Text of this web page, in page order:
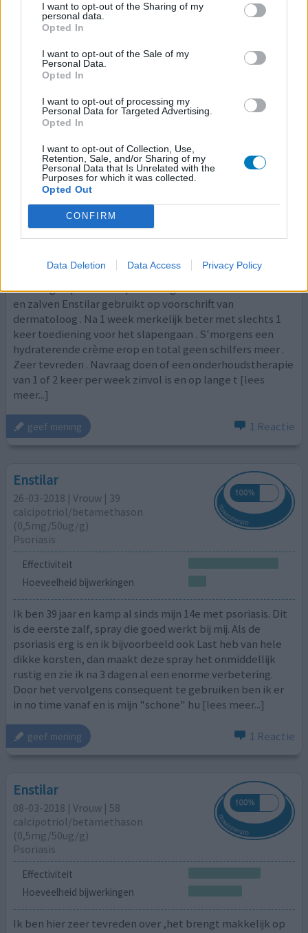
I want to opt-out of the Sharing of my
personal data.
Opted In
I want to opt-out of the Sale of my
Personal Data.
Opted In
I want to opt-out of processing my
Personal Data for Targeted Advertising.
Opted In
I want to opt-out of Collection, Use,
Retention, Sale, and/or Sharing of my
Personal Data that Is Unrelated with the
Purposes for which it was collected.
Opted Out
CONFIRM
Data Deletion Data Access Privacy Policy
therapie, die altijd wel hielp voor pakweg 6 maanden. Na
het kopen van een 'kruimeldief' om mijn zit en werkplek
opvang van de 'kruimels', mijn huid dus, de opslag geheel
vulde na twee dagen. Tijd om maar weer
[lees meer...]
geef mening 0 reacties
Enstilar
02-04-2019 | Man | 62
calcipotriol/​betamethason
Effectiviteit
Hoeveelheid bijwerkingen
Heel erge opstoot van psoriasis gehad . Na vele crèmes
en zalven Enstilar gebruikt op voorschrift van
dermatoloog . Na 1 week merkelijk beter met slechts 1
keer toediening voor het slapengaan . S'morgens een
hydraterende crème erop en total geen schilfers meer .
Zeer tevreden . Navraag doen of een onderhoudstherapie
van 1 of 2 keer per week zinvol is en op lange t [lees
meer...]
geef mening 1 Reactie
Enstilar
26-03-2018 | Vrouw | 39
calcipotriol/​betamethason
(0,5mg/50ug/g)
Psoriasis
Effectiviteit
Hoeveelheid bijwerkingen
Ik ben 39 jaar en kamp al sinds mijn 14e met psoriasis. Dit
is de eerste zalf, spray die goed werkt bij mij. Als de
psoriasis erg is en ik bijvoorbeeld ook Last heb van hele
dikke korsten, dan maakt deze spray het onmiddellijk
rustig en zie ik na 3 dagen al een enorme verbetering.
Door het vervolgens consequent te gebruiken ben ik er
in no time vanaf en is mijn "schone" hu [lees meer...]
geef mening 1 Reactie
Enstilar
08-03-2018 | Vrouw | 58
calcipotriol/​betamethason
(0,5mg/50ug/g)
Psoriasis
Effectiviteit
Hoeveelheid bijwerkingen
Ik ben hier zeer tevreden over ,het brengt makkelijk op